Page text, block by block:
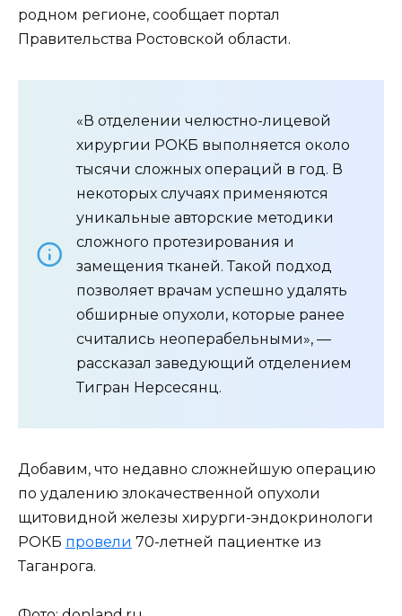
родном регионе, сообщает портал
Правительства Ростовской области.
«В отделении челюстно-лицевой
хирургии РОКБ выполняется около
тысячи сложных операций в год. В
некоторых случаях применяются
уникальные авторские методики
сложного протезирования и
замещения тканей. Такой подход
позволяет врачам успешно удалять
обширные опухоли, которые ранее
считались неоперабельными», —
рассказал заведующий отделением
Тигран Нерсесянц.
Добавим, что недавно сложнейшую операцию
по удалению злокачественной опухоли
щитовидной железы хирурги-эндокринологи
РОКБ провели 70-летней пациентке из
Таганрога.